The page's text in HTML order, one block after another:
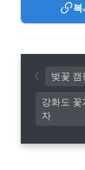
강화도
자
벚꽃